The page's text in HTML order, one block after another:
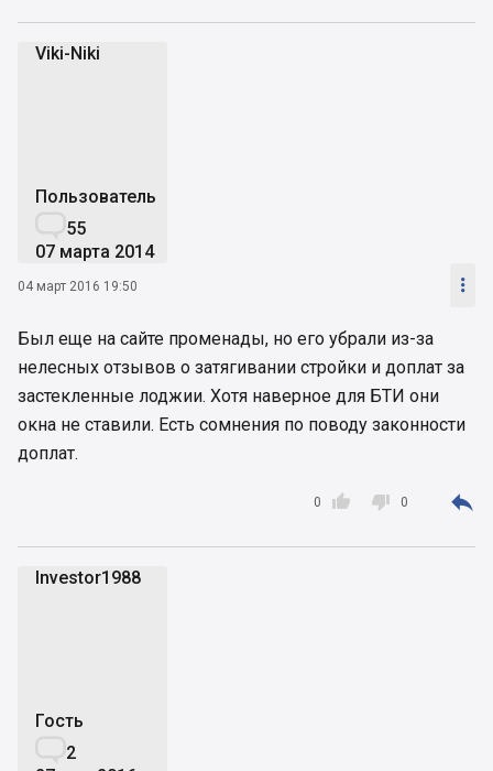
Viki-Niki
Пользователь
55
07 марта 2014
04 март 2016 19:50 
Был еще на сайте променады, но его убрали из-за
нелесных отзывов о затягивании стройки и доплат за
застекленные лоджии. Хотя наверное для БТИ они
окна не ставили. Есть сомнения по поводу законности
доплат.

0  0 
Investor1988
Гость
2